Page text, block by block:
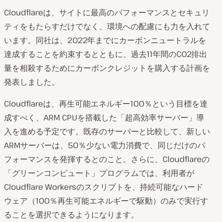
Cloudflareは、サイトに最高のパフォーマンスとセキュリ
ティをもたらすだけでなく、環境への配慮にも力を入れて
います。同社は、2022年までにカーボンニュートラルを
達成することを約束するとともに、過去11年間のCO2排出
量を相殺するためにカーボンクレジットを購入する計画を
発表しました。
Cloudflareは、再生可能エネルギー100％という目標を達
成すべく、ARM CPUを搭載した「超高効率サーバー」導
入を進める予定です。既存のサーバーと比較して、新しい
ARMサーバーは、50％少ない電力消費で、同じだけのパ
フォーマンスを発揮するとのこと。さらに、Cloudflareの
「グリーンコンピュート」プログラムでは、利用者が
Cloudflare Workersのスクリプトを、持続可能なハード
ウェア（100％再生可能エネルギーで駆動）のみで実行す
ることを選択できるようになります。